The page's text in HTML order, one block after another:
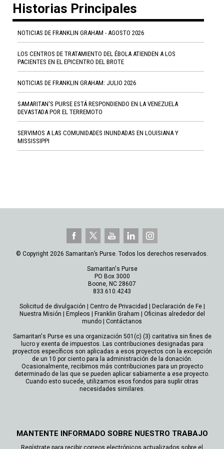
Historias Principales
NOTICIAS DE FRANKLIN GRAHAM - AGOSTO 2026
LOS CENTROS DE TRATAMIENTO DEL ÉBOLA ATIENDEN A LOS
PACIENTES EN EL EPICENTRO DEL BROTE
NOTICIAS DE FRANKLIN GRAHAM: JULIO 2026
SAMARITAN'S PURSE ESTÁ RESPONDIENDO EN LA VENEZUELA
DEVASTADA POR EL TERREMOTO
SERVIMOS A LAS COMUNIDADES INUNDADAS EN LOUISIANA Y
MISSISSIPPI
© Copyright 2026 Samaritan’s Purse. Todos los derechos reservados.
Samaritan's Purse
PO Box 3000
Boone, NC 28607
833.610.4243
Solicitud de divulgación | Centro de Privacidad | Declaración de Fe|
Nuestra Misión | Empleos | Franklin Graham | Oficinas alrededor del
mundo | Contáctanos
Samaritan's Purse es una organización 501(c) (3) caritativa sin fines de
lucro y exenta de impuestos. Las contribuciones designadas para
proyectos específicos son aplicadas a esos proyectos con la excepción
de un 10 por ciento para la administración de la donación.
Ocasionalmente, recibimos más contribuciones para un proyecto
determinado de las que se pueden aplicar sabiamente a ese proyecto.
Cuando esto sucede, utilizamos esos fondos para suplir otras
necesidades similares.
MANTENTE INFORMADO SOBRE NUESTRO TRABAJO
Regístrate para recibir correos electrónicos actualizados sobre el